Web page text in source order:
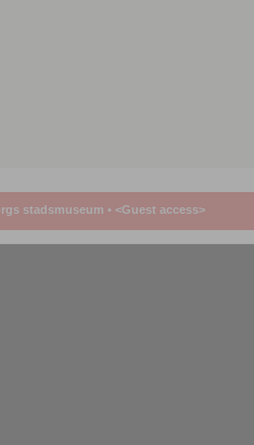
stadsmuseum • <Guest access>